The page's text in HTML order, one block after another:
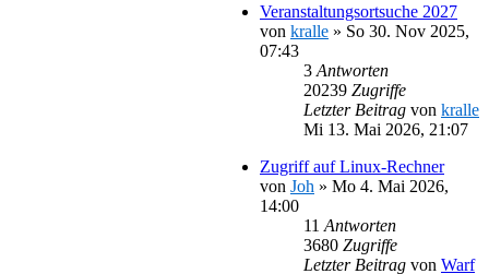
Veranstaltungsortsuche 2027
von kralle » So 30. Nov 2025,
07:43
3 Antworten
20239 Zugriffe
Letzter Beitrag von kralle
Mi 13. Mai 2026, 21:07
Zugriff auf Linux-Rechner
von Joh » Mo 4. Mai 2026,
14:00
11 Antworten
3680 Zugriffe
Letzter Beitrag von Warf